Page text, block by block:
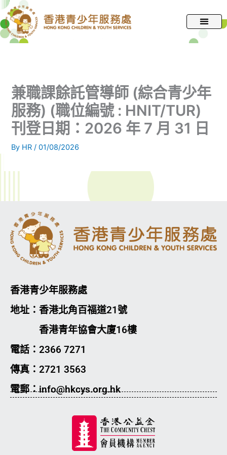
跳
至
主
兼職課餘託管導師 (綜合青少年
服務) (職位編號 : HNIT/TUR)
刊登日期：2026 年 7 月 31 日
By HR/01/08/2026
香港青少年服務處
地址：香港北角百福道21號
香港青年協會大廈16樓
電話：2366 7271
傳真：2721 3563
電郵：info@hkcys.org.hk